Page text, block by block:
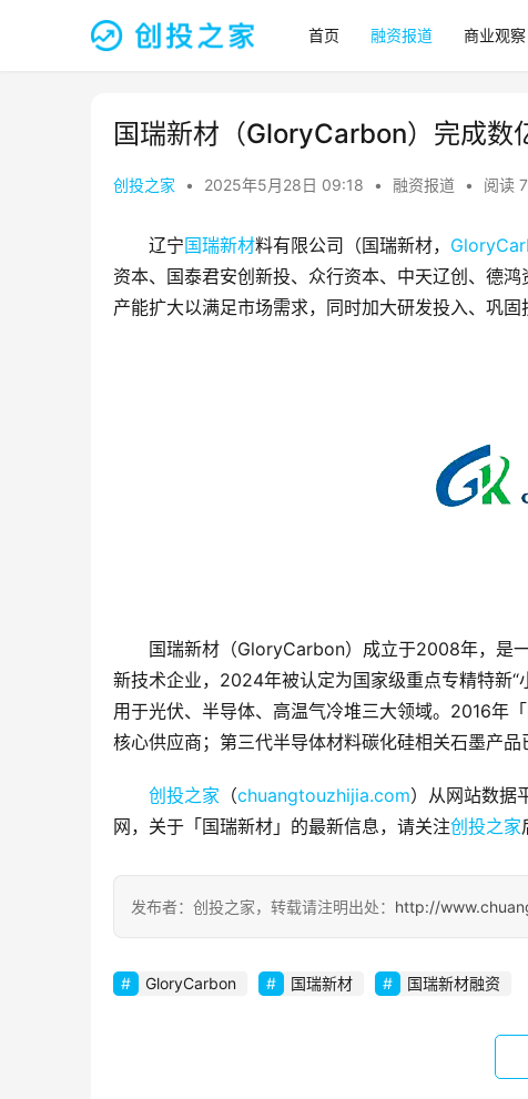
首页 融资报道 商业观察
国瑞新材（GloryCarbon）完成数
创投之家 • 2025年5月28日 09:18 • 融资报道 • 阅读
辽宁国瑞新材料有限公司（国瑞新材，
资本、国泰君安创新投、众行资本、中天辽创、德
产能扩大以满足市场需求，同时加大研发投入、巩固
国瑞新材（GloryCarbon）成立于2008年，是
新技术企业，2024年被认定为国家级重点专精特新
用于光伏、半导体、高温气冷堆三大领域。2016年
核心供应商；第三代半导体材料碳化硅相关石墨产
创投之家 （chuangtouzhijia.com）从网站数据
网，关于「国瑞新材」的最新信息，请关注创投之家
发布者：创投之家，转载请注明出处： http://
GloryCarbon 国瑞新材 国瑞新材融资